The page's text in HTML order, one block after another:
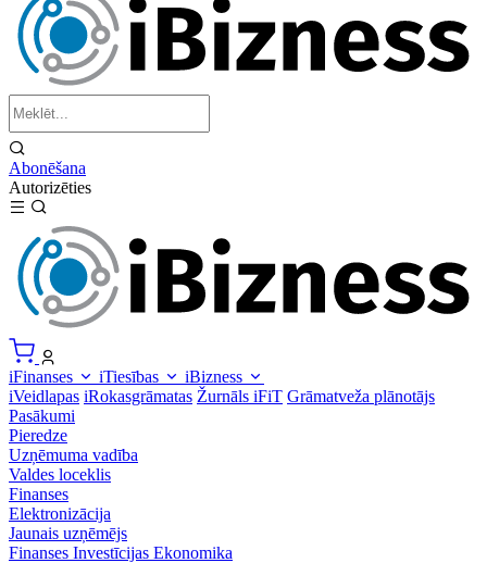
Abonēšana
Autorizēties
iFinanses iTiesības
iBizness
iVeidlapas iRokasgrāmatas Žurnāls iFiT Grāmatveža plānotājs
Pasākumi
Pieredze
Uzņēmuma vadība
Valdes loceklis
Finanses
Elektronizācija
Jaunais uzņēmējs
Finanses Investīcijas Ekonomika